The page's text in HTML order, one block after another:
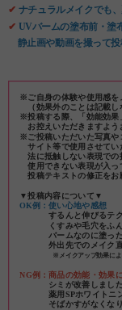
✔ ナチュラルメイクでも
✔ UVバームの塗布前・塗
静止画や動画を撮って投
※ご自身の体験や使用感を
（効果外のことは記載し
※投稿する際、「効能効果
お控えいただきますよう
※ご投稿いただいた写真や
サイト等で使用させてい
法に抵触しない表現での
使用できない表現が入っ
投稿テキストの修正をお
▼投稿内容について▼
OK例：使い心地や感想
するんと伸びるテクス
くすみや毛穴をふんわ
バームなのに塗った後
外出先でのメイク直し
※メイクアップ効果によ
NG例：商品の効能・効果
シミが改善しました
薬用SPホワイトニング
そばかすがなくなり